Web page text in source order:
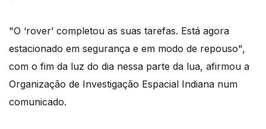
"O ‘rover’ completou as suas tarefas. Está agora
estacionado em segurança e em modo de repouso",
com o fim da luz do dia nessa parte da lua, afirmou a
Organização de Investigação Espacial Indiana num
comunicado.